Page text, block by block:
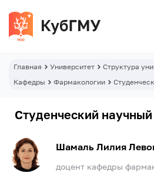
Главная Университет
Структура
Кафедры
Фармакологии
Студенческий
Шамаль Лилия
доцент кафедры